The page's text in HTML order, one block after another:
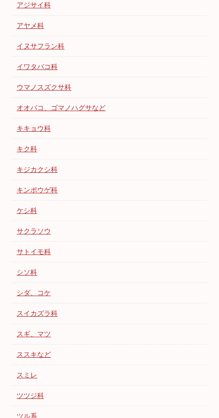
アジサイ科
アヤメ科
イヌサフラン科
イワタバコ科
ウマノスズクサ科
オオバコ、ゴマノハグサなど
キキョウ科
キク科
キジカクシ科
キンポウゲ科
ケシ科
サクラソウ
サトイモ科
シソ科
シダ、コケ
スイカズラ科
スギ、マツ
ススキなど
スミレ
ツツジ科
ツル系